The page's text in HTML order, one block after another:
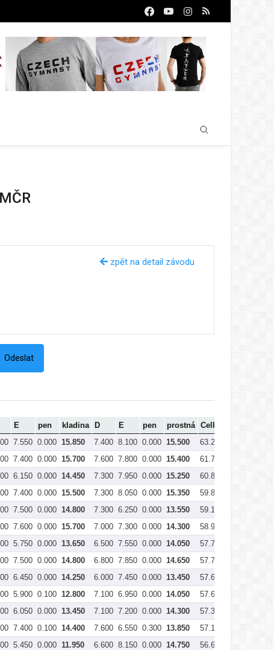
zpět na detail závodu
E pen kladina D E pen prostná Celkem
7.550 0.000 15.850 7.400 8.100 0.000 15.500
63.250
7.400 0.000 15.700 7.600 7.800 0.000 15.400
61.700
6.150 0.000 14.450 7.300 7.950 0.000 15.250
60.800
7.400 0.000 15.500 7.300 8.050 0.000 15.350
59.850
7.500 0.000 14.800 7.300 6.250 0.000 13.550
59.100
7.600 0.000 15.700 7.000 7.300 0.000 14.300
58.950
5.750 0.000 13.650 6.500 7.550 0.000 14.050
57.750
7.500 0.000 14.800 6.800 7.850 0.000 14.650
57.700
6.450 0.000 14.250 6.000 7.450 0.000 13.450
57.650
5.900 0.100 12.800 7.100 6.950 0.000 14.050
57.600
6.050 0.000 13.450 7.100 7.200 0.000 14.300
57.350
7.400 0.100 14.400 7.600 6.550 0.300 13.850
57.100
5.450 0.000 11.950 6.600 8.150 0.000 14.750
56.600